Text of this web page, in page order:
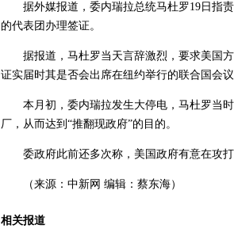
据外媒报道，委内瑞拉总统马杜罗19日指
的代表团办理签证。
据报道，马杜罗当天言辞激烈，要求美国
证实届时其是否会出席在纽约举行的联合国会议
本月初，委内瑞拉发生大停电，马杜罗当
厂，从而达到“推翻现政府”的目的。
委政府此前还多次称，美国政府有意在攻
（来源：中新网 编辑：蔡东海）
相关报道